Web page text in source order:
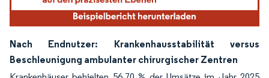
Nach Endnutzer: Krankenhausstabilität versus
Beschleunigung ambulanter chirurgischer Zentren